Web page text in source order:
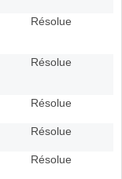
Résolue
Résolue
Résolue
Résolue
Résolue